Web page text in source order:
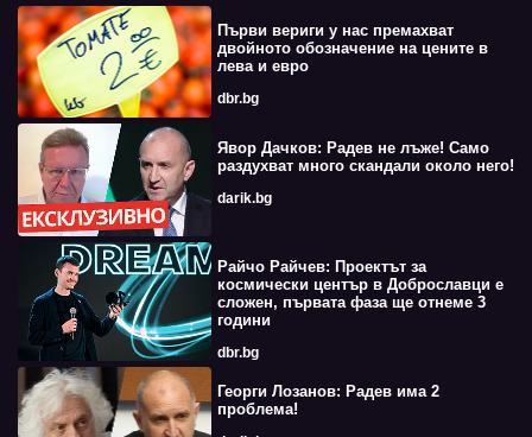
Първи вериги у нас премахват
двойното обозначение на цените в
лева и евро
dbr.bg
Явор Дачков: Радев не лъже! Само
раздухват много скандали около него!
darik.bg
Райчо Райчев: Проектът за
космически център в Доброславци е
сложен, първата фаза ще отнеме 3
години
dbr.bg
Георги Лозанов: Радев има 2
проблема!